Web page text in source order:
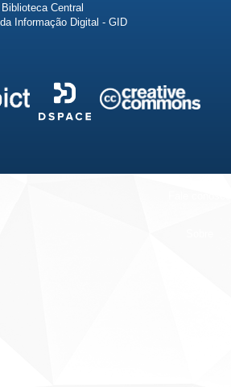
Central
Informação Digital - GID